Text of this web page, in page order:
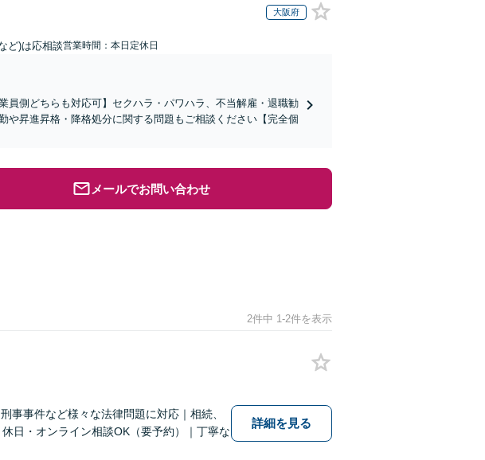
大阪府
ど)は応相談営業時間：本日定休日
員側どちらも対応可】セクハラ・パワハラ、不当解雇・退職勧
や昇進昇格・降格処分に関する問題もご相談ください【完全個
メールでお問い合わせ
2件中 1-2件を表示
事事件など様々な法律問題に対応｜相続、
日・オンライン相談OK（要予約）｜丁寧な
詳細を見る